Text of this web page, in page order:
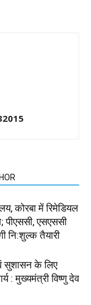
कोरबा में रिमेडियल
एसएससी
नि:शुल्क तैयारी
सुशासन के लिए
: मुख्यमंत्री विष्णु देव